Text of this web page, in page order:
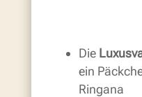
Die
ein
Ringana